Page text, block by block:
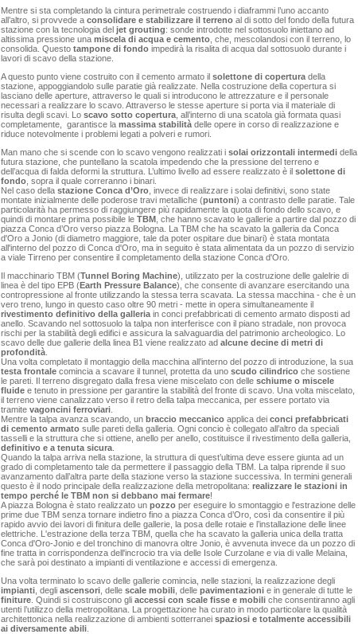
Mentre si sta completando la cintura perimetrale costruendo i diaframmi l’uno accanto
all’altro, si provvede a consolidare e stabilizzare il terrenoal di sotto del fondo della futura
stazione con la tecnologia del jet grouting: sonde introdotte nel sottosuolo iniettano ad
altissima pressione una miscela di acqua e cemento, che, mescolandosi con il terreno, lo
consolida. Questo tampone di fondoimpedirà la risalita di acqua dal sottosuolo durante i
lavori di scavo della stazione.
A questo punto viene costruito con il cemento armato il solettone di coperturadella
stazione, appoggiandolo sulle paratie già realizzate. Nella costruzione della copertura si
lasciano delle aperture, attraverso le quali si introducono le attrezzature e il personale
necessari a realizzare lo scavo. Attraverso le stesse aperture si porta via il materiale di
risulta degli scavi. Lo scavo sotto copertura, all’interno di una scatola già formata quasi
completamente, garantisce la massima stabilitàdelle opere in corso di realizzazione e
riduce notevolmente i problemi legati a polveri e rumori.
Man mano che si scende con lo scavo vengono realizzati i solai orizzontali intermedidella
futura stazione, che puntellano la scatola impedendo che la pressione del terreno e
dell’acqua di falda deformi la struttura. L’ultimo livello ad essere realizzato è il solettone di
fondo, sopra il quale correranno i binari.
Nel caso della stazione Conca d’Oro, invece di realizzare i solai definitivi, sono state
montate inizialmente delle poderose travi metalliche (puntoni) a contrasto delle paratie. Tale
particolarità ha permesso di raggiungere più rapidamente la quota di fondo dello scavo, e
quindi di montare prima possibile le TBM, che hanno scavato le gallerie a partire dal pozzo di
piazza Conca d’Oro verso piazza Bologna. La TBM che ha scavato la galleria da Conca
d'Oro a Jonio (di diametro maggiore, tale da poter ospitare due binari) è stata montata
all'interno del pozzo di Conca d'Oro, ma in seguito è stata alimentata da un pozzo di servizio
a viale Tirreno per consentire il completamento della stazione Conca d'Oro.
Il macchinario TBM (Tunnel Boring Machine), utilizzato per la costruzione delle galelrie di
linea è del tipo EPB (Earth Pressure Balance), che consente di avanzare esercitando una
contropressione al fronte utilizzando la stessa terra scavata. La stessa macchina - che è un
vero treno, lungo in questo caso oltre 90 metri - mette in opera simultaneamente il
rivestimento definitivo della galleriain conci prefabbricati di cemento armato disposti ad
anello. Scavando nel sottosuolo la talpa non interferisce con il piano stradale, non provoca
rischi per la stabilità degli edifici e assicura la salvaguardia del patrimonio archeologico. Lo
scavo delle due gallerie della linea B1 viene realizzato ad alcune decine di metri di
profondità.
Una volta completato il montaggio della macchina all’interno del pozzo di introduzione, la sua
testa frontalecomincia a scavare il tunnel, protetta da uno scudo cilindricoche sostiene
le pareti. Il terreno disgregato dalla fresa viene miscelato con delle schiume o miscele
fluidee tenuto in pressione per garantire la stabilità del fronte di scavo. Una volta miscelato,
il terreno viene canalizzato verso il retro della talpa meccanica, per essere portato via
tramite vagoncini ferroviari.
Mentre la talpa avanza scavando, un braccio meccanicoapplica dei conci prefabbricati
di cemento armatosulle pareti della galleria. Ogni concio è collegato all’altro da speciali
tasselli e la struttura che si ottiene, anello per anello, costituisce il rivestimento della galleria,
definitivo e a tenuta sicura.
Quando la talpa arriva nella stazione, la struttura di quest’ultima deve essere giunta ad un
grado di completamento tale da permettere il passaggio della TBM. La talpa riprende il suo
avanzamento dall’altra parte della stazione verso la stazione successiva. In termini generali
questo è il nodo principale della realizzazione della metropolitana: realizzare le stazioni in
tempo perché le TBM non si debbano mai fermare!
A piazza Bologna è stato realizzato un pozzoper eseguire lo smontaggio e l'estrazione delle
prime due TBM senza tornare indietro fino a piazza Conca d’Oro, così da consentire il più
rapido avvio dei lavori di finitura delle gallerie, la posa delle rotaie e l’installazione delle linee
elettriche. L'estrazione della terza TBM, quella che ha scavato la galleria unica della tratta
Conca d'Oro-Jonio e del tronchino di manovra oltre Jonio, è avvenuta invece da un pozzo di
fine tratta in corrispondenza dell'incrocio tra via delle Isole Curzolane e via di valle Melaina,
che sarà poi destinato a impianti di ventilazione e accessi di emergenza.
Una volta terminato lo scavo delle gallerie comincia, nelle stazioni, la realizzazione degli
impianti, degli ascensori, delle scale mobili, delle pavimentazionie in generale di tutte le
finiture. Quindi si costruiscono gli accessi con scale fisse e mobiliche consentiranno agli
utenti l’utilizzo della metropolitana. La progettazione ha curato in modo particolare la qualità
architettonica nella realizzazione di ambienti sotterranei spaziosi e totalmente accessibili
ai diversamente abili.